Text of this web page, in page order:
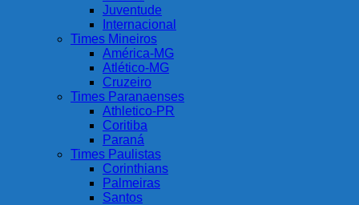
Juventude
Internacional
Times Mineiros
América-MG
Atlético-MG
Cruzeiro
Times Paranaenses
Athletico-PR
Coritiba
Paraná
Times Paulistas
Corinthians
Palmeiras
Santos